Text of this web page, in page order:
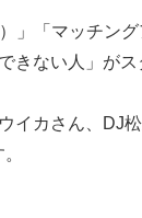
」「マッチン
きない人」がス
イカさん、DJ